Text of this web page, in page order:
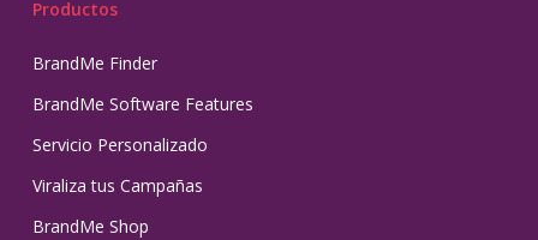
Productos
BrandMe Finder
BrandMe Software Features
Servicio Personalizado
Viraliza tus Campañas
BrandMe Shop